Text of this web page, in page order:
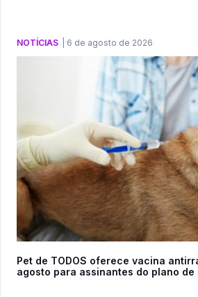
NOTÍCIAS 6 de agosto de 2026
Pet de TODOS oferece vacina
agosto para assinantes do plano de